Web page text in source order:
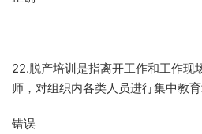
22.脱产培训是指离开工作和工作现
师，对组织内各类人员进行集中教
错误